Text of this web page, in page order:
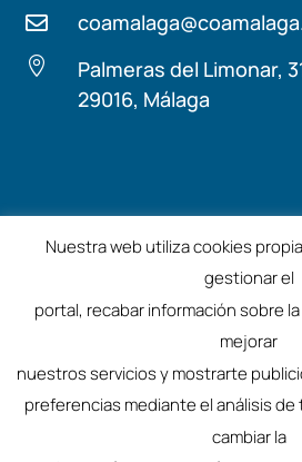


Palmeras del Limonar,
29016, Málaga
Términos y
©2025 – Colegio de
Nuestra web utiliza cookies
gestionar el
portal, recabar información sobre
mejorar
nuestros servicios y mostrarte
preferencias mediante el análisis
cambiar la